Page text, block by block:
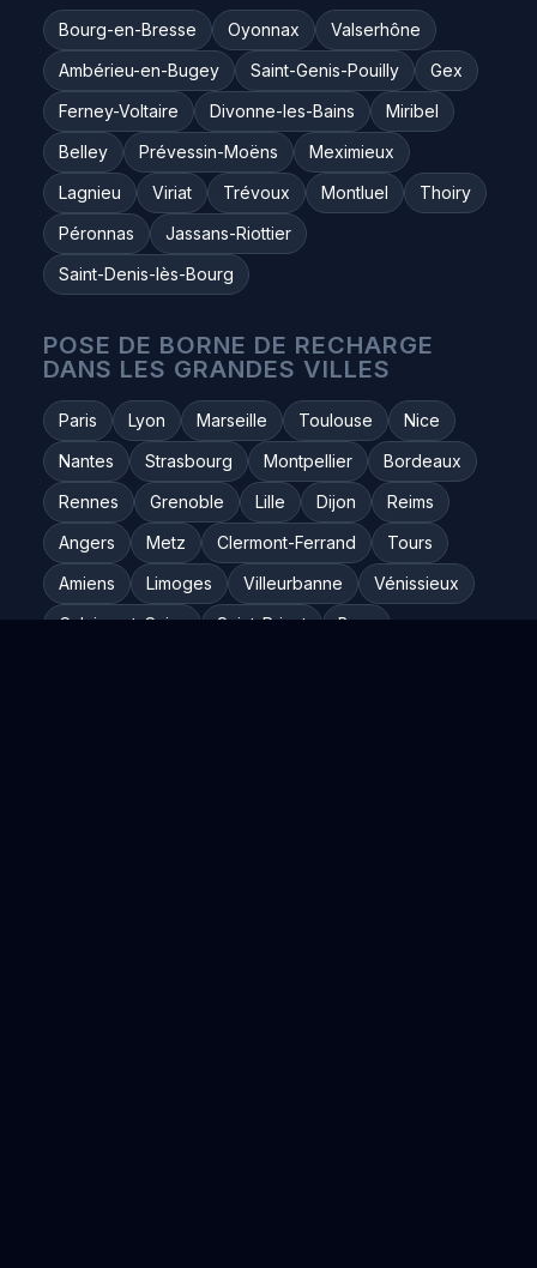
Bourg-en-Bresse Oyonnax
Valserhône
Ambérieu-en-Bugey
Saint-Genis-Pouilly
Gex
Ferney-Voltaire
Divonne-les-Bains
Miribel
Belley
Prévessin-Moëns
Meximieux
Lagnieu
Viriat Trévoux Montluel
Thoiry
Péronnas
Jassans-Riottier
Saint-Denis-lès-Bourg
POSE DE BORNE DE RECHARGE
DANS LES GRANDES VILLES
Paris Lyon Marseille Toulouse
Nice
Nantes
Strasbourg Montpellier
Bordeaux
Rennes
Grenoble Lille Dijon
Reims
Angers
Metz Clermont-Ferrand
Tours
Amiens
Limoges Villeurbanne
Vénissieux
Caluire-et-Cuire
Saint-Priest
Bron